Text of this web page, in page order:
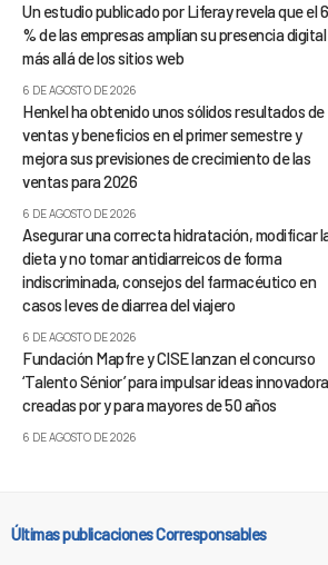
Un estudio publicado por Liferay revela que el
% de las empresas amplían su presencia digital
más allá de los sitios web
6 DE AGOSTO DE 2026
Henkel ha obtenido unos sólidos resultados de
ventas y beneficios en el primer semestre y
mejora sus previsiones de crecimiento de las
ventas para 2026
6 DE AGOSTO DE 2026
Asegurar una correcta hidratación, modificar
dieta y no tomar antidiarreicos de forma
indiscriminada, consejos del farmacéutico en
casos leves de diarrea del viajero
6 DE AGOSTO DE 2026
Fundación Mapfre y CISE lanzan el concurso
‘Talento Sénior’ para impulsar ideas
creadas por y para mayores de 50 años
6 DE AGOSTO DE 2026
Últimas publicaciones Corresponsables